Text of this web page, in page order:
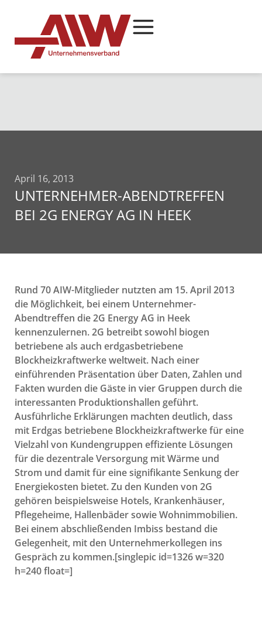
April 16, 2013
UNTERNEHMER-ABENDTREFFEN
BEI 2G ENERGY AG IN HEEK
Rund 70 AIW-Mitglieder nutzten am 15. April 2013
die Möglichkeit, bei einem Unternehmer-
Abendtreffen die 2G Energy AG in Heek
kennenzulernen. 2G betreibt sowohl biogen
betriebene als auch erdgasbetriebene
Blockheizkraftwerke weltweit. Nach einer
einführenden Präsentation über Daten, Zahlen und
Fakten wurden die Gäste in vier Gruppen durch die
interessanten Produktionshallen geführt.
Ausführliche Erklärungen machten deutlich, dass
mit Erdgas betriebene Blockheizkraftwerke für eine
Vielzahl von Kundengruppen effiziente Lösungen
für die dezentrale Versorgung mit Wärme und
Strom und damit für eine signifikante Senkung der
Energiekosten bietet. Zu den Kunden von 2G
gehören beispielsweise Hotels, Krankenhäuser,
Pflegeheime, Hallenbäder sowie Wohnimmobilien.
Bei einem abschließenden Imbiss bestand die
Gelegenheit, mit den Unternehmerkollegen ins
Gespräch zu kommen.[singlepic id=1326 w=320
h=240 float=]